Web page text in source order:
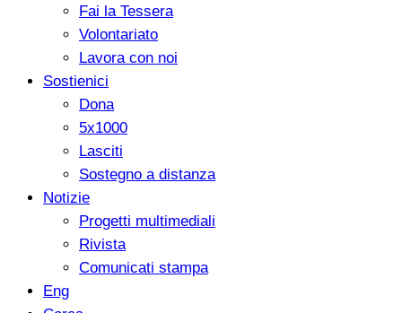
Fai la Tessera
Volontariato
Lavora con noi
Sostienici
Dona
5x1000
Lasciti
Sostegno a distanza
Notizie
Progetti multimediali
Rivista
Comunicati stampa
Eng